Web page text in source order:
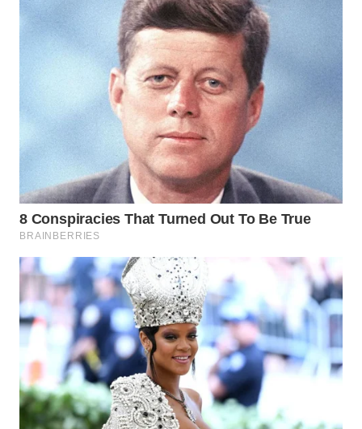
WN
DANAU
WN
WN
TAPANULI
SELATAN
WN
TANJUNG
LESUNG
WN
KARO
WN